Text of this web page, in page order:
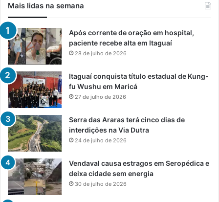
Mais lidas na semana
Após corrente de oração em hospital,
paciente recebe alta em Itaguaí
28 de julho de 2026
Itaguaí conquista título estadual de Kung-
fu Wushu em Maricá
27 de julho de 2026
Serra das Araras terá cinco dias de
interdições na Via Dutra
24 de julho de 2026
Vendaval causa estragos em Seropédica e
deixa cidade sem energia
30 de julho de 2026